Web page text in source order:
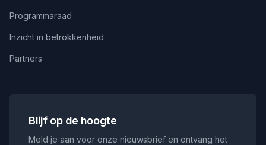
Programmaraad
Inzicht in betrokkenheid
Partners
Blijf op de hoogte
Meld je aan voor onze nieuwsbrief en ontvang het